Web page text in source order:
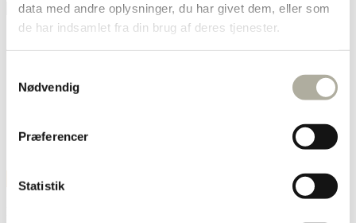
data med andre oplysninger, du har givet dem, eller som
de har indsamlet fra din brug af deres tjenester.
Nødvendig
Præferencer
Statistik
1
2
…
31
Vis filtrering
Halskæder